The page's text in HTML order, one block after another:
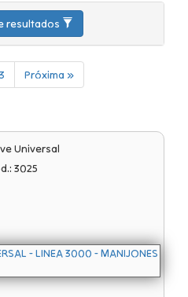
resultados
3 Próxima »
Universal
3025